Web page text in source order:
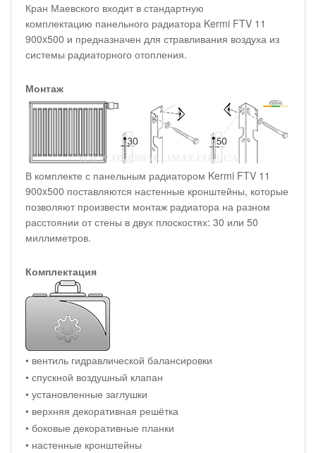
Кран Маевского входит в стандартную
комплектацию панельного радиатора Kermi FTV 11
900x500 и предназначен для стравливания воздуха из
системы радиаторного отопления.
Монтаж
В комплекте с панельным радиатором Kermi FTV 11
900x500 поставляются настенные кронштейны, которые
позволяют произвести монтаж радиатора на разном
расстоянии от стены в двух плоскостях: 30 или 50
миллиметров.
Комплектация
• вентиль гидравлической балансировки
• спускной воздушный клапан
• установленные заглушки
• верхняя декоративная решётка
• боковые декоративные планки
• настенные кронштейны